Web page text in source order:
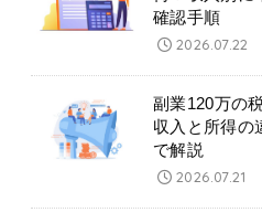
確認手順
2026.07.22
副業120万の
収入と所得の
で解説
2026.07.21